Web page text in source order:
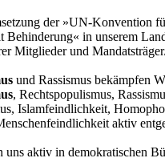
der »UN-Konvention
Behinderung« in unserem
Mitglieder und
und Rassismus bekämpfen
, Rechtspopulismus,
Islamfeindlichkeit,
aktiv
uns aktiv in demokratischen